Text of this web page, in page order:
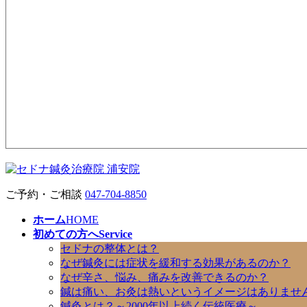
ご予約・ご相談 047-704-8850
ホームHOME
初めての方へService
セドナの整体とは？
なぜ鍼灸には症状を緩和する効果があるのか？
なぜ辛さ、悩み、痛みを改善できるのか？
鍼は痛い、お灸は熱いというイメージはありませ